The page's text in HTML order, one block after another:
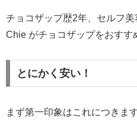
チョコザップ歴2年、セルフ
Chie がチョコザップをおすす
とにかく安い！
まず第一印象はこれにつきま